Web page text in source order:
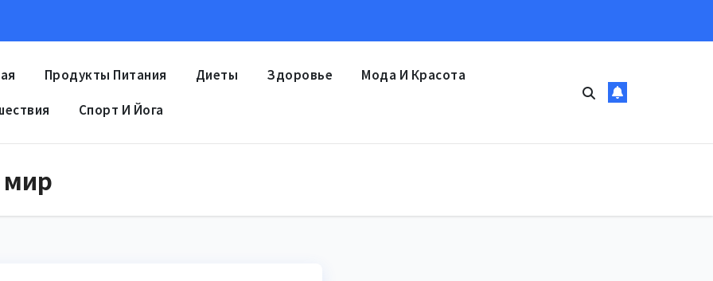
Продукты Питания Диеты Здоровье Мода И Красота
Спорт И Йога
мир